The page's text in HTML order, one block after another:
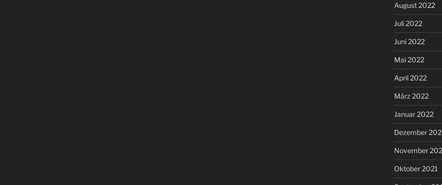
August 2022
Juli 2022
Juni 2022
Mai 2022
April 2022
März 2022
Januar 2022
Dezember
November
Oktober 2021